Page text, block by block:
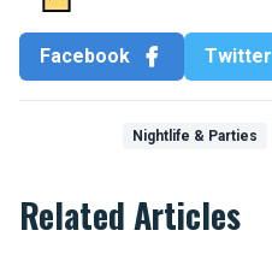
Facebook Twitter
Nightlife & Parties
Related Articles